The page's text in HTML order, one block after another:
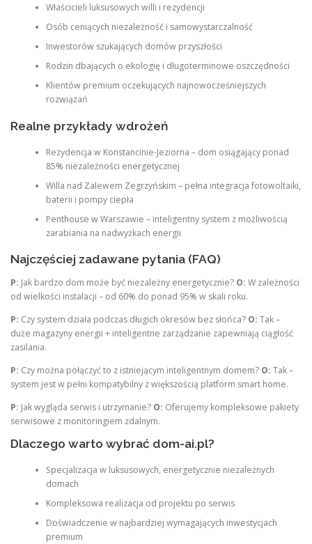
Właścicieli luksusowych willi i rezydencji
Osób ceniących niezależność i samowystarczalność
Inwestorów szukających domów przyszłości
Rodzin dbających o ekologię i długoterminowe oszczędności
Klientów premium oczekujących najnowocześniejszych
rozwiązań
Realne przykłady wdrożeń
Rezydencja w Konstancinie-Jeziorna – dom osiągający ponad
85% niezależności energetycznej
Willa nad Zalewem Zegrzyńskim – pełna integracja fotowoltaiki,
baterii i pompy ciepła
Penthouse w Warszawie – inteligentny system z możliwością
zarabiania na nadwyżkach energii
Najczęściej zadawane pytania (FAQ)
P: Jak bardzo dom może być niezależny energetycznie? O: W zależności
od wielkości instalacji – od 60% do ponad 95% w skali roku.
P: Czy system działa podczas długich okresów bez słońca? O: Tak –
duże magazyny energii + inteligentne zarządzanie zapewniają ciągłość
zasilania.
P: Czy można połączyć to z istniejącym inteligentnym domem? O: Tak –
system jest w pełni kompatybilny z większością platform smart home.
P: Jak wygląda serwis i utrzymanie? O: Oferujemy kompleksowe pakiety
serwisowe z monitoringiem zdalnym.
Dlaczego warto wybrać dom-ai.pl?
Specjalizacja w luksusowych, energetycznie niezależnych
domach
Kompleksowa realizacja od projektu po serwis
Doświadczenie w najbardziej wymagających inwestycjach
premium